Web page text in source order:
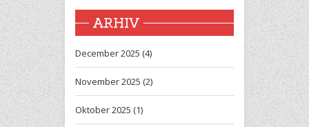
ARHIV
December 2025 (4)
November 2025 (2)
Oktober 2025 (1)